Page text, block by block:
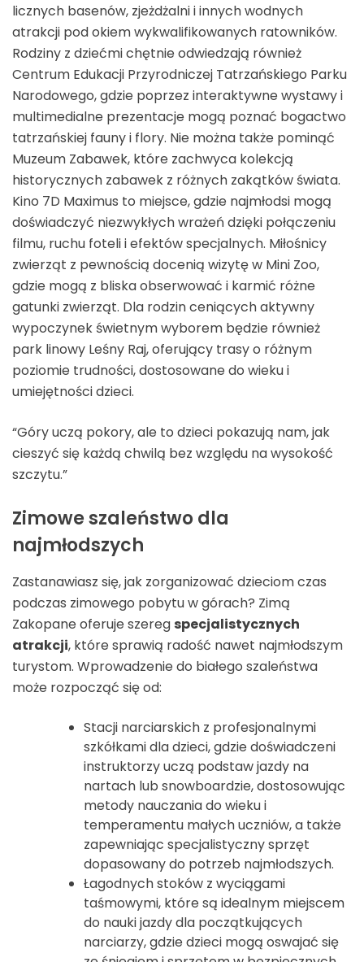
licznych basenów, zjeżdżalni i innych wodnych
atrakcji pod okiem wykwalifikowanych ratowników.
Rodziny z dziećmi chętnie odwiedzają również
Centrum Edukacji Przyrodniczej Tatrzańskiego Parku
Narodowego, gdzie poprzez interaktywne wystawy i
multimedialne prezentacje mogą poznać bogactwo
tatrzańskiej fauny i flory. Nie można także pominąć
Muzeum Zabawek, które zachwyca kolekcją
historycznych zabawek z różnych zakątków świata.
Kino 7D Maximus to miejsce, gdzie najmłodsi mogą
doświadczyć niezwykłych wrażeń dzięki połączeniu
filmu, ruchu foteli i efektów specjalnych. Miłośnicy
zwierząt z pewnością docenią wizytę w Mini Zoo,
gdzie mogą z bliska obserwować i karmić różne
gatunki zwierząt. Dla rodzin ceniących aktywny
wypoczynek świetnym wyborem będzie również
park linowy Leśny Raj, oferujący trasy o różnym
poziomie trudności, dostosowane do wieku i
umiejętności dzieci.
“Góry uczą pokory, ale to dzieci pokazują nam, jak
cieszyć się każdą chwilą bez względu na wysokość
szczytu.”
Zimowe szaleństwo dla
najmłodszych
Zastanawiasz się, jak zorganizować dzieciom czas
podczas zimowego pobytu w górach? Zimą
Zakopane oferuje szereg specjalistycznych
atrakcji, które sprawią radość nawet najmłodszym
turystom. Wprowadzenie do białego szaleństwa
może rozpocząć się od:
Stacji narciarskich z profesjonalnymi
szkółkami dla dzieci, gdzie doświadczeni
instruktorzy uczą podstaw jazdy na
nartach lub snowboardzie, dostosowując
metody nauczania do wieku i
temperamentu małych uczniów, a także
zapewniając specjalistyczny sprzęt
dopasowany do potrzeb najmłodszych.
Łagodnych stoków z wyciągami
taśmowymi, które są idealnym miejscem
do nauki jazdy dla początkujących
narciarzy, gdzie dzieci mogą oswajać się